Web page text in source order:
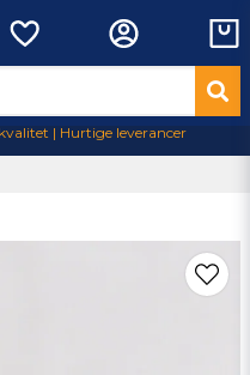
| Hurtige leverancer